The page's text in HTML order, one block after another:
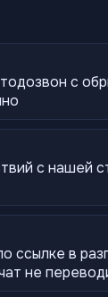
с
с нашей
ссылке в
не